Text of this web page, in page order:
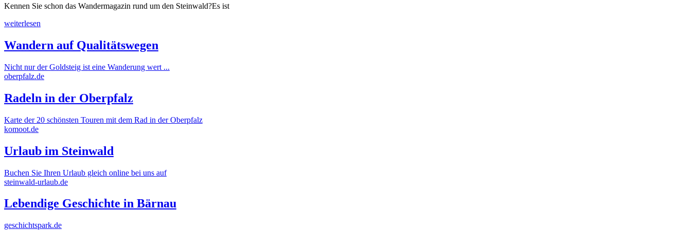
Kennen Sie schon das Wandermagazin rund um den Steinwald?Es ist
weiterlesen
Wandern auf Qualitätswegen
Nicht nur der Goldsteig ist eine Wanderung wert ...
oberpfalz.de
Radeln in der Oberpfalz
Karte der 20 schönsten Touren mit dem Rad in der Oberpfalz
komoot.de
Urlaub im Steinwald
Buchen Sie Ihren Urlaub gleich online bei uns auf
steinwald-urlaub.de
Lebendige Geschichte in Bärnau
geschichtspark.de